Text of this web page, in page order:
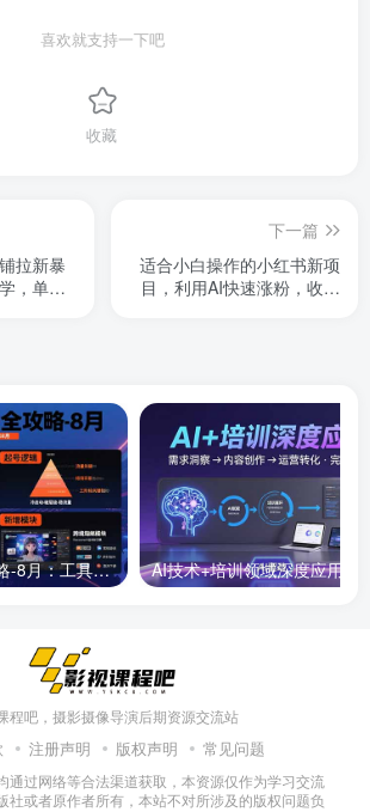
喜欢就支持一下吧
收藏
拉新暴
，单日
下一篇
适合小白操作的小红书新项
目，利用AI快速涨粉，收益
半无人直播全攻略-8月：工具使用+起号逻辑+违规规避,新增AI超体与跨境模块
程吧，摄影摄像导演后期资源交流站
注册声明 版权声明 常见问题
通过网络等合法渠道获取，本资源仅作为学习交流
社或者原作者所有，本站不对所涉及的版权问题负